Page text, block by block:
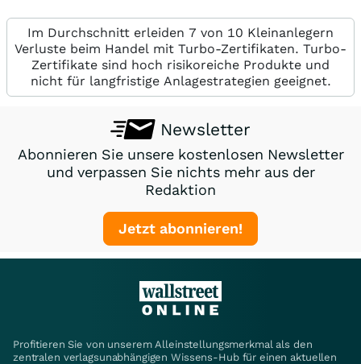
Im Durchschnitt erleiden 7 von 10 Kleinanlegern
Verluste beim Handel mit Turbo-Zertifikaten. Turbo-
Zertifikate sind hoch risikoreiche Produkte und
nicht für langfristige Anlagestrategien geeignet.
Newsletter
Abonnieren Sie unsere kostenlosen Newsletter
und verpassen Sie nichts mehr aus der
Redaktion
Jetzt abonnieren!
Profitieren Sie von unserem Alleinstellungsmerkmal als den
zentralen verlagsunabhängigen Wissens-Hub für einen aktuellen